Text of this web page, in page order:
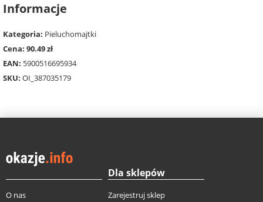
Informacje
Kategoria: Pieluchomajtki
Cena: 90.49 zł
EAN: 5900516695934
SKU: OI_387035179
O nas
Dla sklepów
Zarejestruj sklep